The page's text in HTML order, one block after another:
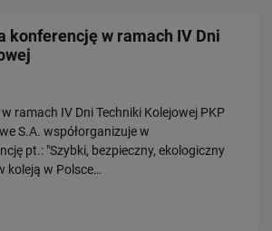
konferencję w ramach IV Dni
ramach IV Dni Techniki Kolejowej PKP
S.A. współorganizuje w
pt.: "Szybki, bezpieczny, ekologiczny
koleją w Polsce…